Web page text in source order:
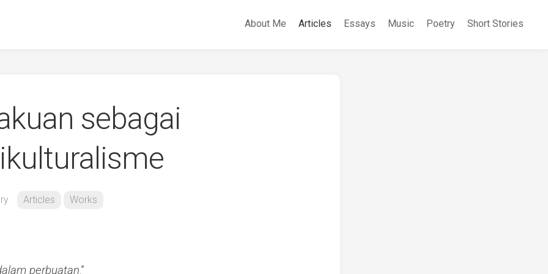
About Me Articles Essays Music Poetry Short Stories
sebagai
Articles Works
perbuatan.”